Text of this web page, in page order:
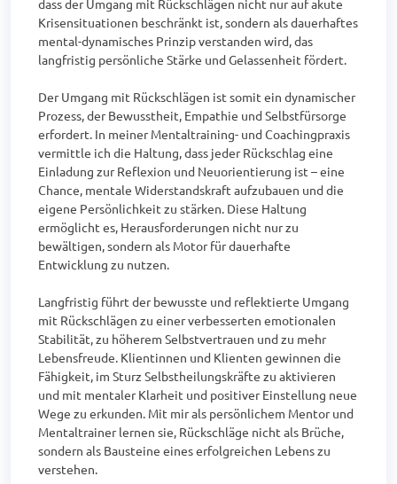
dass der Umgang mit Rückschlägen nicht nur auf akute
Krisensituationen beschränkt ist, sondern als dauerhaftes
mental-dynamisches Prinzip verstanden wird, das
langfristig persönliche Stärke und Gelassenheit fördert.
Der Umgang mit Rückschlägen ist somit ein dynamischer
Prozess, der Bewusstheit, Empathie und Selbstfürsorge
erfordert. In meiner Mentaltraining- und Coachingpraxis
vermittle ich die Haltung, dass jeder Rückschlag eine
Einladung zur Reflexion und Neuorientierung ist – eine
Chance, mentale Widerstandskraft aufzubauen und die
eigene Persönlichkeit zu stärken. Diese Haltung
ermöglicht es, Herausforderungen nicht nur zu
bewältigen, sondern als Motor für dauerhafte
Entwicklung zu nutzen.
Langfristig führt der bewusste und reflektierte Umgang
mit Rückschlägen zu einer verbesserten emotionalen
Stabilität, zu höherem Selbstvertrauen und zu mehr
Lebensfreude. Klientinnen und Klienten gewinnen die
Fähigkeit, im Sturz Selbstheilungskräfte zu aktivieren
und mit mentaler Klarheit und positiver Einstellung neue
Wege zu erkunden. Mit mir als persönlichem Mentor und
Mentaltrainer lernen sie, Rückschläge nicht als Brüche,
sondern als Bausteine eines erfolgreichen Lebens zu
verstehen.